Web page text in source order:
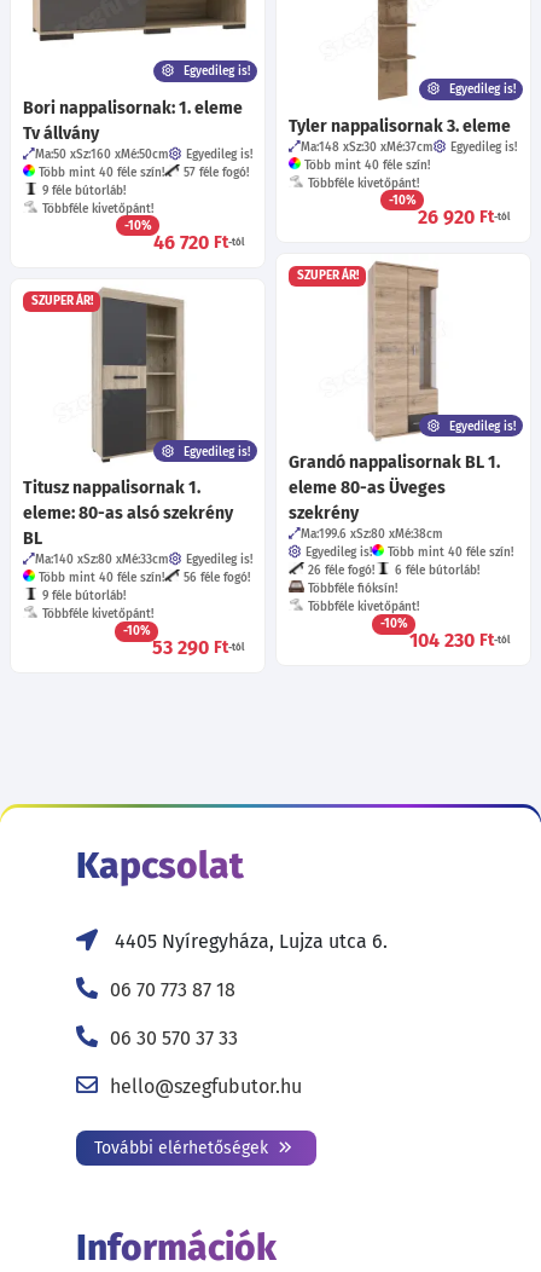
Egyedileg is!
Bori nappalisornak: 1. eleme
Tv állvány
Ma:50 Sz:160 Mé:50cm
Egyedileg is!
Több mint 40 féle szín!
57 féle fogó!
9 féle bútorláb!
Többféle kivetőpánt!
-10%
46 720 Ft-tól
Egyedileg is!
Tyler nappalisornak 3. eleme
Ma:148 Sz:30 Mé:37cm
Egyedileg is!
Több mint 40 féle szín!
Többféle kivetőpánt!
-10%
26 920 Ft-tól
SZUPER ÁR!
Egyedileg is!
Grandó nappalisornak BL 1.
eleme 80-as Üveges
szekrény
Ma:199.6 Sz:80 Mé:38cm
Egyedileg is!
Több mint 40 féle szín!
26 féle fogó!
6 féle bútorláb!
Többféle fióksín!
Többféle kivetőpánt!
-10%
104 230 Ft-tól
SZUPER ÁR!
Egyedileg is!
Titusz nappalisornak 1.
eleme: 80-as alsó szekrény
BL
Ma:140 Sz:80 Mé:33cm
Egyedileg is!
Több mint 40 féle szín!
56 féle fogó!
9 féle bútorláb!
Többféle kivetőpánt!
-10%
53 290 Ft-tól
Kapcsolat
4405 Nyíregyháza, Lujza utca 6.
06 70 773 87 18
06 30 570 37 33
hello@szegfubutor.hu
További elérhetőségek
Információk